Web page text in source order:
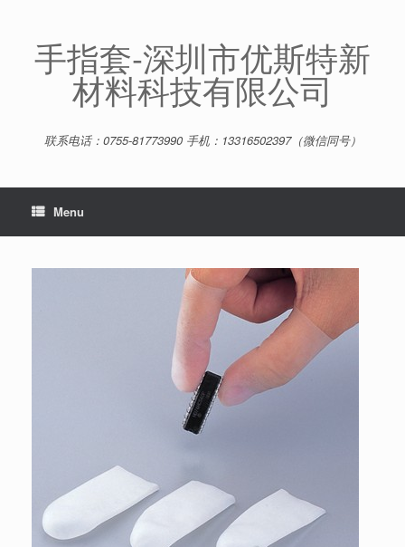
content手指套-深圳市优斯特新
材料科技有限公司
联系电话：0755-81773990 手机：13316502397（微信同号）
Menu